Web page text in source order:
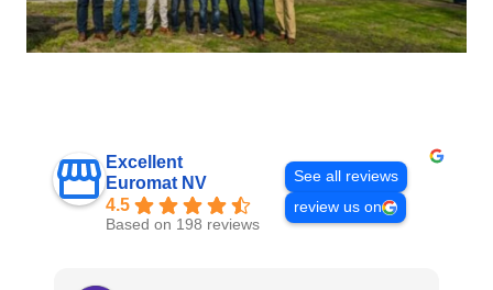
Excellent
Euromat NV
4.5
Based on 198 reviews
See all reviews
review us on